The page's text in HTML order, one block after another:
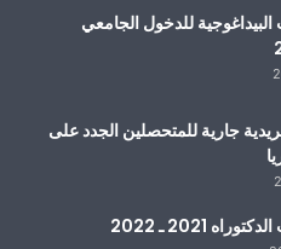
للدخول الجامعي
جارية للمتحصلين الجدد على
2021 ـ 2022